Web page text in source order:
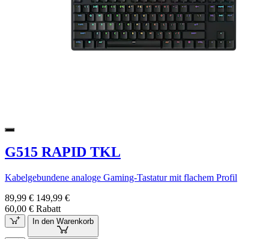
G515 RAPID TKL
Kabelgebundene analoge Gaming-Tastatur mit flachem Profil
89,99 € 149,99 €
60,00 € Rabatt
In den Warenkorb